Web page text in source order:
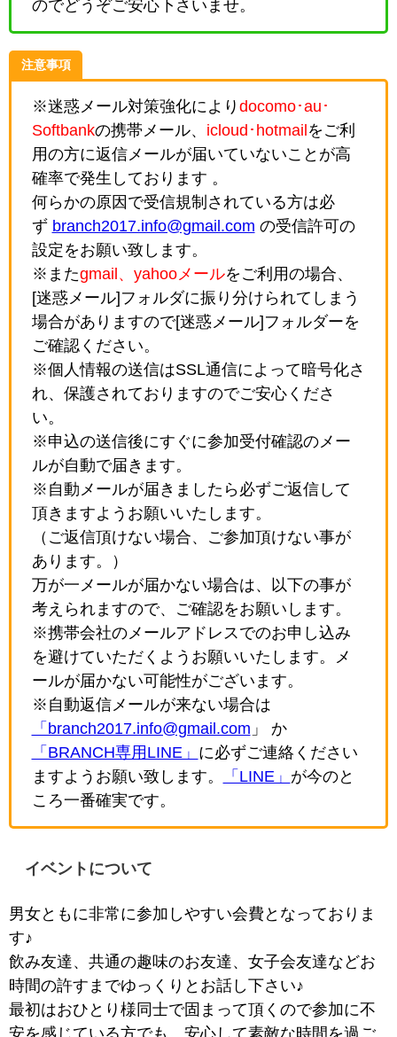
のでどうぞご安心下さいませ。
注意事項
※迷惑メール対策強化により docomo･au･
Softbankの携帯メール、 icloud･hotmail をご利
用の方に返信メールが届いていないことが高
確率で発生しております 。
何らかの原因で受信規制されている方は必
ず branch2017.info@gmail.com の受信許可の
設定をお願い致します。
※またgmail、yahooメールをご利用の場合、
[迷惑メール]フォルダに振り分けられてしまう
場合がありますので[迷惑メール]フォルダーを
ご確認ください。
※個人情報の送信はSSL通信によって暗号化さ
れ、保護されておりますのでご安心くださ
い。
※申込の送信後にすぐに参加受付確認のメー
ルが自動で届きます。
※自動メールが届きましたら必ずご返信して
頂きますようお願いいたします。
（ご返信頂けない場合、ご参加頂けない事が
あります。）
万が一メールが届かない場合は、以下の事が
考えられますので、ご確認をお願いします。
※携帯会社のメールアドレスでのお申し込み
を避けていただくようお願いいたします。メ
ールが届かない可能性がございます。
※自動返信メールが来ない場合は
「branch2017.info@gmail.com 」 か
「BRANCH専用LINE」 に必ずご連絡ください
ますようお願い致します。
「LINE」 が今のと
ころ一番確実です。
イベントについて
男女ともに非常に参加しやすい会費となっておりま
す♪
飲み友達、共通の趣味のお友達、女子会友達などお
時間の許すまでゆっくりとお話し下さい♪
最初はおひとり様同士で固まって頂くので参加に不
安を感じている方でも、安心して素敵な時間を過ご